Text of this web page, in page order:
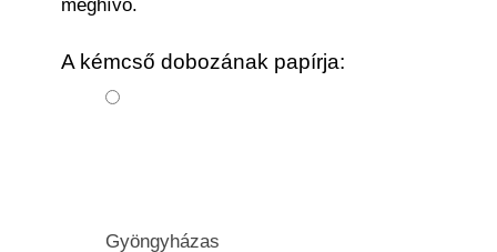
meghívó.
A kémcső dobozának papírja:
Gyöngyházas